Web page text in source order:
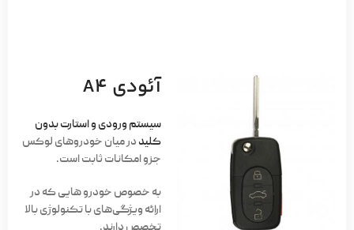
آئودی A4
سیستم ورودی و استارت بدون
کلید در میان خودروهای لوکس
جزو امکانات ثابت است.
به خصوص خودرو هایی که در
ارائه ویژگی‌های با تکنولوژی بالا